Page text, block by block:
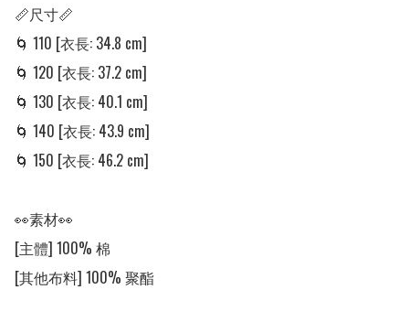
📏尺寸📏
🌀 110 [衣長: 34.8 cm]
🌀 120 [衣長: 37.2 cm]
🌀 130 [衣長: 40.1 cm]
🌀 140 [衣長: 43.9 cm]
🌀 150 [衣長: 46.2 cm]
👀素材👀
[主體] 100% 棉
[其他布料] 100% 聚酯